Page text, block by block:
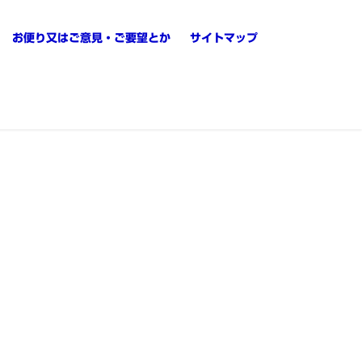
お便り又はご意見・ご要望とか サイトマップ